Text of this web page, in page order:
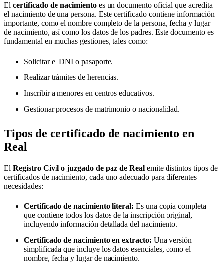
El certificado de nacimiento es un documento oficial que acredita
el nacimiento de una persona. Este certificado contiene información
importante, como el nombre completo de la persona, fecha y lugar
de nacimiento, así como los datos de los padres. Este documento es
fundamental en muchas gestiones, tales como:
Solicitar el DNI o pasaporte.
Realizar trámites de herencias.
Inscribir a menores en centros educativos.
Gestionar procesos de matrimonio o nacionalidad.
Tipos de certificado de nacimiento en
Real
El Registro Civil o juzgado de paz de Real emite distintos tipos de
certificados de nacimiento, cada uno adecuado para diferentes
necesidades:
Certificado de nacimiento literal: Es una copia completa
que contiene todos los datos de la inscripción original,
incluyendo información detallada del nacimiento.
Certificado de nacimiento en extracto: Una versión
simplificada que incluye los datos esenciales, como el
nombre, fecha y lugar de nacimiento.